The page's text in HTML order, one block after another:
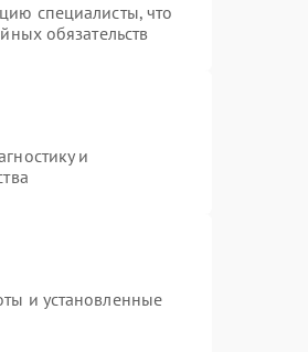
специалисты, что
обязательств
и
и установленные